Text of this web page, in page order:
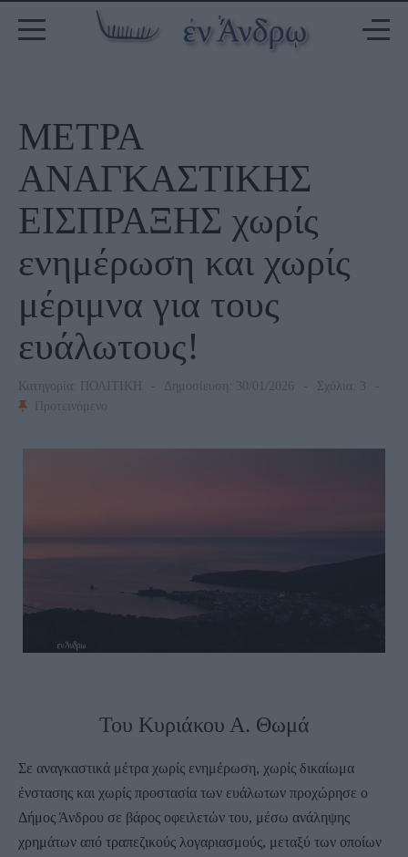
ΜΕΤΡΑ
ΑΝΑΓΚΑΣΤΙΚΗΣ
ΕΙΣΠΡΑΞΗΣ χωρίς
ενημέρωση και χωρίς
μέριμνα για τους
ευάλωτους!
Κατηγορία: ΠΟΛΙΤΙΚΗ Δημοσίευση: 30/01/2026
Σχόλια: 3
Προτεινόμενο
Του Κυριάκου Α. Θωμά
Σε αναγκαστικά μέτρα χωρίς ενημέρωση, χωρίς δικαίωμα
ένστασης και χωρίς προστασία των ευάλωτων προχώρησε ο
Δήμος Άνδρου σε βάρος οφειλετών του, μέσω ανάληψης
χρημάτων από τραπεζικούς λογαριασμούς, μεταξύ των οποίων